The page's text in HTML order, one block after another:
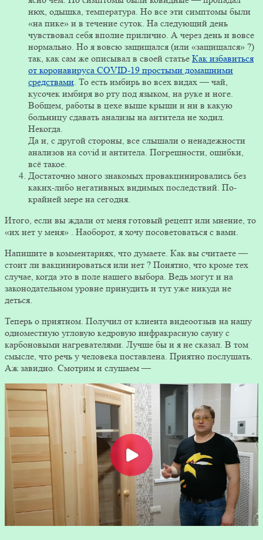
нюх, одышка, температура. Но все эти симптомы были
«на пике» и в течение суток. На следующий день
чувствовал себя вполне прилично. А через день и вовсе
нормально. Но я вовсю защищался (или «защищался» ?)
так, как сам же описывал в своей статье Как избавиться
от коронавируса COVID-19 простыми домашними
средствами. То есть имбирь во всех видах — чай,
кусочек имбиря во рту под языком, на руке и ноге.
Вобщем, работы в цехе выше крыши и ни в какую
больницу сдавать анализы на антитела не ходил.
Некогда.
Да и, с другой стороны, все слышали о ненадежности
анализов на covid и антитела. Погрешности, ошибки,
всё такое.
Достаточно много знакомых провакцинировались без
каких-либо негативных видимых последствий. По-
крайней мере на сегодня.
Итого, если вы ждали от меня готовый рецепт или мнение, то
«их нет у меня» . Наоборот, я хочу посоветоваться с вами.
Напишите в комментариях, что думаете. Как вы считаете —
стоит ли вакцинироваться или нет ? Понятно, что кроме тех
случае, когда это в поле нашего выбора. Ведь могут и на
законодательном уровне принудить и тут уже никуда не
деться.
Теперь о приятном. Получил от клиента видеоотзыв на нашу
одноместную угловую кедровую инфракрасную сауну с
карбоновыми нагревателями. Лучше бы и я не сказал. В том
смысле, что речь у человека поставлена. Приятно послушать.
Аж завидно. Смотрим и слушаем —